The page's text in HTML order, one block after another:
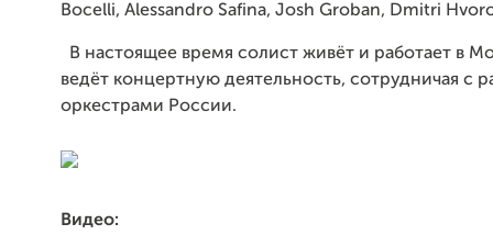
Bocelli, Alessandro Safina, Josh Groban, Dmitri
В настоящее время солист живёт и работает в
ведёт концертную деятельность, сотрудничая с
оркестрами России.
Видео: